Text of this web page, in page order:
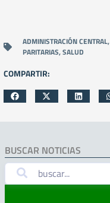
ADMINISTRACIÓN CENTRAL,
PARITARIAS,SALUD
COMPARTIR:
BUSCAR NOTICIAS